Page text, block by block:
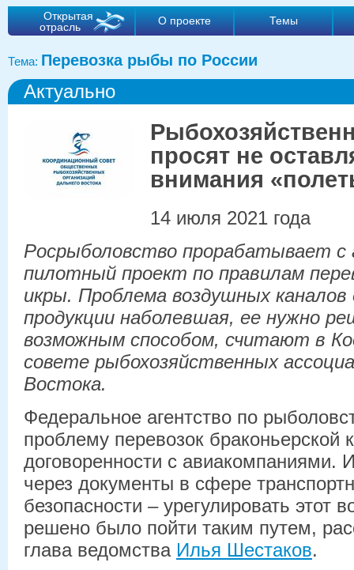
Открытая
отрасль
О проекте Темы
Тема: Перевозка рыбы по России
Актуально
просят не
внимания
14 июля 2021 года
Росрыболовство прорабатывает с
пилотный проект по правилам
икры. Проблема воздушных каналов
продукции наболевшая, ее нужно
возможным способом, считают в
совете рыбохозяйственных
Востока.
Федеральное агентство по
проблему перевозок браконьерской
договоренности с авиакомпаниями.
через документы в сфере
безопасности – урегулировать этот
решено было пойти таким путем,
глава ведомства Илья Шестаков.